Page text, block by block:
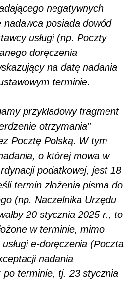
negatywnych
nadawca posiada dowód
usługi (np. Poczty
doręczenia
na datę nadania
terminie.
przykładowy fragment
otrzymania”
Pocztę Polską. W tym
o której mowa w
podatkowej, jest 18
termin złożenia pisma do
(np. Naczelnika Urzędu
20 stycznia 2025 r., to
w terminie, mimo
e-doręczenia (Poczta
nadania
po terminie, tj. 23 stycznia